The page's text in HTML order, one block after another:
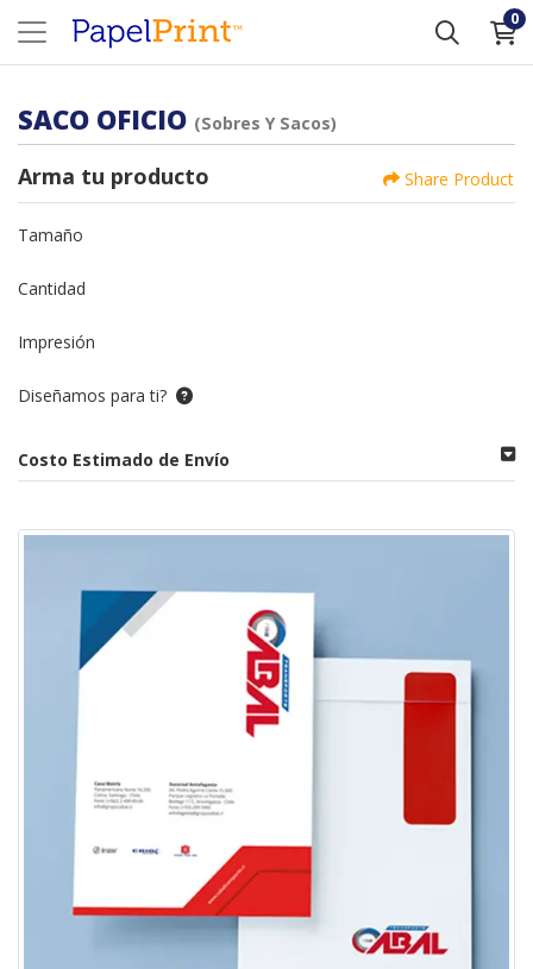
0
SACO OFICIO (Sobres Y Sacos)
Arma tu producto Share Product
Tamaño
Cantidad
Impresión
Diseñamos para ti?
Costo Estimado de Envío